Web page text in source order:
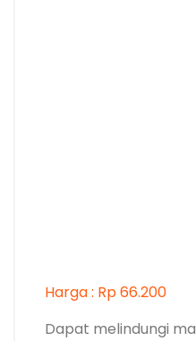
Harga : Rp 66.200
Dapat melindungi